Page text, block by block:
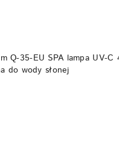
Q-35-EU SPA lampa UV-C
do wody słonej